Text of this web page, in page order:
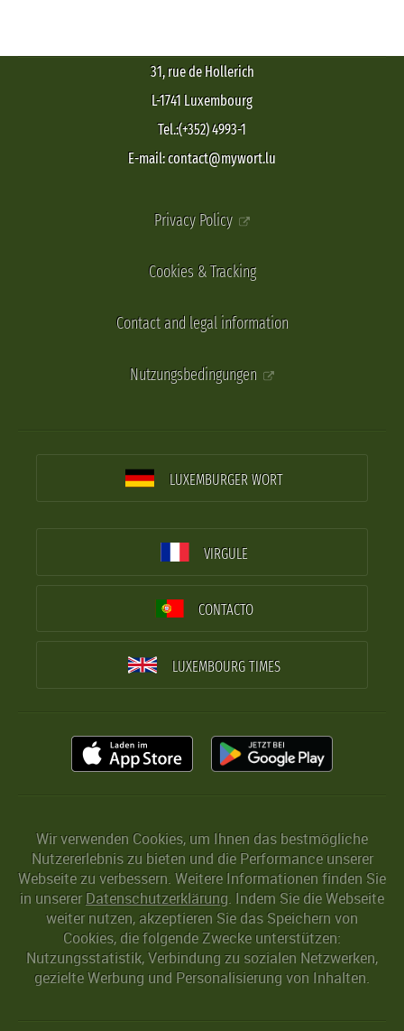
31, rue de Hollerich
L-1741 Luxembourg
Tel.:(+352) 4993-1
E-mail: contact@mywort.lu
Privacy Policy
Cookies & Tracking
Contact and legal information
Nutzungsbedingungen
LUXEMBURGER WORT
VIRGULE
CONTACTO
LUXEMBOURG TIMES
Wir verwenden Cookies, um Ihnen das bestmögliche
Nutzererlebnis zu bieten und die Performance unserer
Webseite zu verbessern. Weitere Informationen finden Sie
in unserer Datenschutzerklärung. Indem Sie die Webseite
weiter nutzen, akzeptieren Sie das Speichern von
Cookies, die folgende Zwecke unterstützen:
Nutzungsstatistik, Verbindung zu sozialen Netzwerken,
gezielte Werbung und Personalisierung von Inhalten.